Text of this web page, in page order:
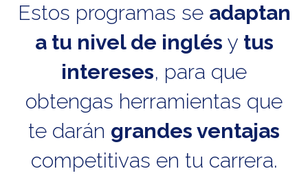
Estos programas se adaptan
a tu nivel de inglés y tus
intereses, para que
obtengas herramientas que
te darán grandes ventajas
competitivas en tu carrera.